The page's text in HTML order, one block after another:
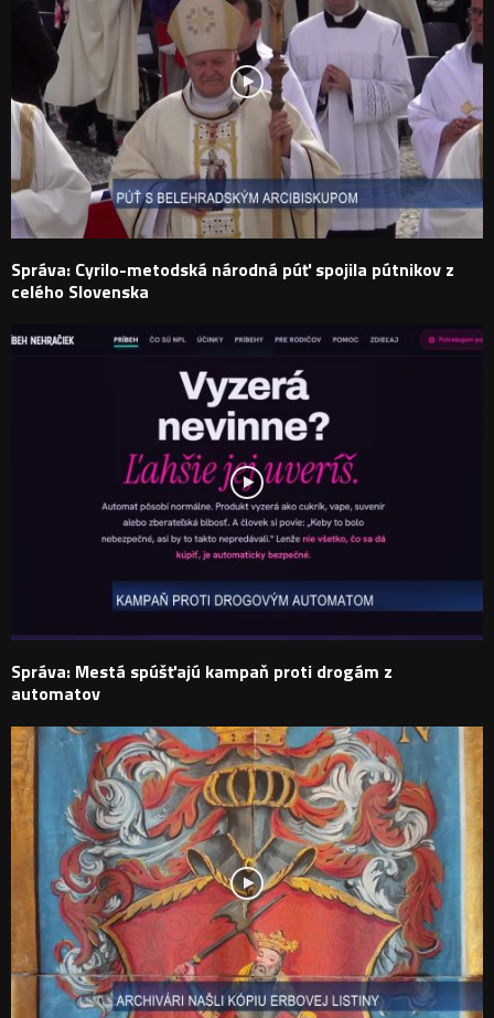
Správa: Cyrilo-metodská národná púť spojila pútnikov z
celého Slovenska
Správa: Mestá spúšťajú kampaň proti drogám z
automatov